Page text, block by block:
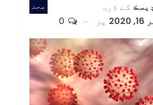
صحت
کے ذریعہ
پر